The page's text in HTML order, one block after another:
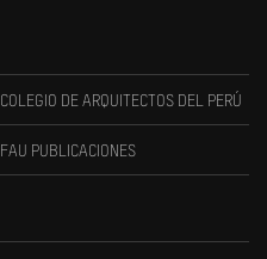
COLEGIO DE ARQUITECTOS DEL PERÚ
FAU PUBLICACIONES